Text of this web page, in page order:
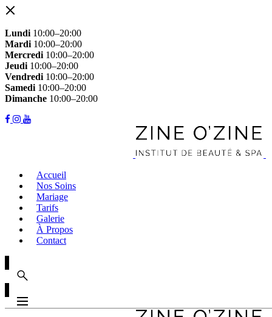
Lundi 10:00–20:00
Mardi 10:00–20:00
Mercredi 10:00–20:00
Jeudi 10:00–20:00
Vendredi 10:00–20:00
Samedi 10:00–20:00
Dimanche 10:00–20:00
Accueil
Nos Soins
Mariage
Tarifs
Galerie
À Propos
Contact